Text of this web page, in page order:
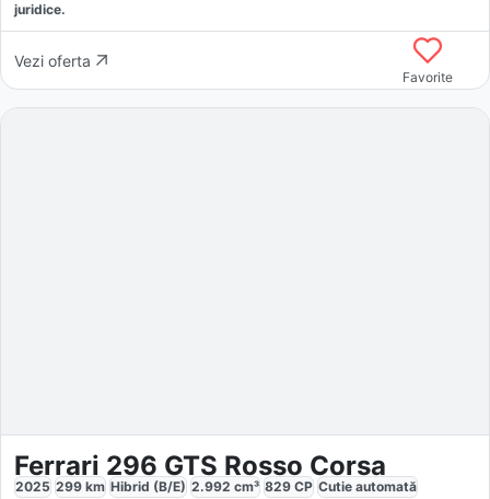
juridice.
Vezi oferta
Favorite
Ferrari 296 GTS Rosso Corsa
2025 299 km Hibrid (B/E) 2.992 cm³ 829 CP Cutie automată